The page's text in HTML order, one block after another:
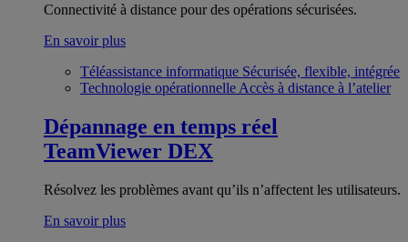
Connectivité à distance pour des opérations sécurisées.
En savoir plus
Téléassistance informatique Sécurisée, flexible, intégrée
Technologie opérationnelle Accès à distance à l’atelier
Dépannage en temps réel
TeamViewer DEX
Résolvez les problèmes avant qu’ils n’affectent les utilisateurs.
En savoir plus